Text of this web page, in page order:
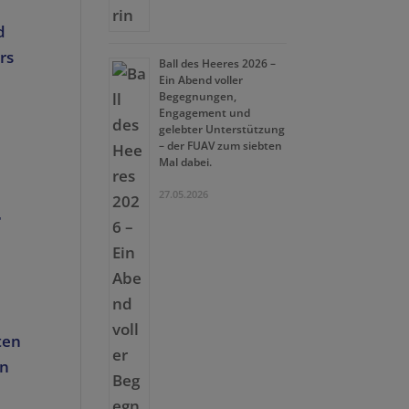
Ball des Heeres 2026 –
Ein Abend voller
Begegnungen,
Engagement und
gelebter Unterstützung
– der FUAV zum siebten
Mal dabei.
27.05.2026